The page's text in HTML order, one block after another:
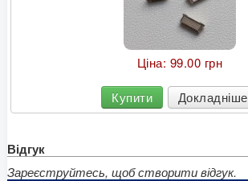
Ціна: 99.00 грн
Купити Докладніше
Відгук
Зареєструйтесь, щоб створити відгук.